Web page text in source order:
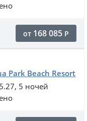
от 168 085 Р
Park Beach Resort
5 ночей